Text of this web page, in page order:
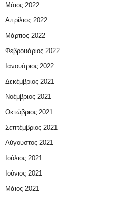
Μάιος 2022
Απρίλιος 2022
Μάρτιος 2022
Φεβρουάριος 2022
Ιανουάριος 2022
Δεκέμβριος 2021
Νοέμβριος 2021
Οκτώβριος 2021
Σεπτέμβριος 2021
Αύγουστος 2021
Ιούλιος 2021
Ιούνιος 2021
Μάιος 2021